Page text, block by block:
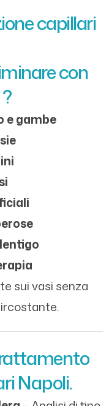
capillari
con
e gambe
sui vasi senza
Napoli.